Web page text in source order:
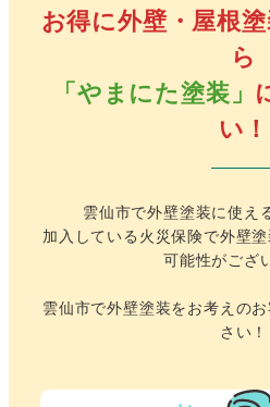
お得に外壁・屋根
ら
「やまにた塗装」
い！
雲仙市で外壁塗装に使え
加入している火災保険で外壁
可能性がござ
雲仙市で外壁塗装をお考えの
さい！